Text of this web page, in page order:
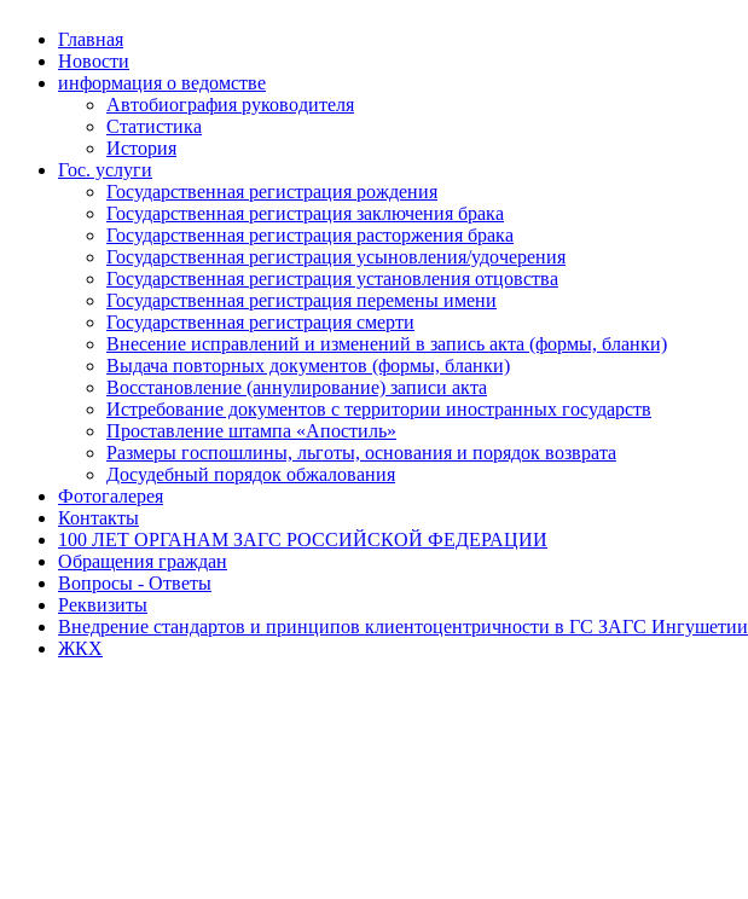
Главная
Новости
информация о ведомстве
Автобиография руководителя
Статистика
История
Гос. услуги
Государственная регистрация рождения
Государственная регистрация заключения брака
Государственная регистрация расторжения брака
Государственная регистрация усыновления/удочерения
Государственная регистрация установления отцовства
Государственная регистрация перемены имени
Государственная регистрация смерти
Внесение исправлений и изменений в запись акта (формы, бланки)
Выдача повторных документов (формы, бланки)
Восстановление (аннулирование) записи акта
Истребование документов с территории иностранных государств
Проставление штампа «Апостиль»
Размеры госпошлины, льготы, основания и порядок возврата
Досудебный порядок обжалования
Фотогалерея
Контакты
100 ЛЕТ ОРГАНАМ ЗАГС РОССИЙСКОЙ ФЕДЕРАЦИИ
Обращения граждан
Вопросы - Ответы
Реквизиты
Внедрение стандартов и принципов клиентоцентричности в ГС ЗАГС Ингушетии
ЖКХ